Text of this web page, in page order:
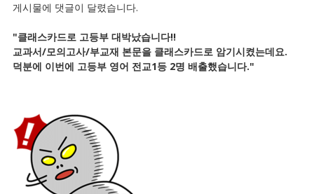
게시물에 댓글이 달렸습니다.
"클래스카드로 고등부 대박났습니다!!
교과서/모의고사/부교재 본문을 클래스카드로 암기시켰는데요.
덕분에 이번에 고등부 영어 전교1등 2명 배출했습니다."